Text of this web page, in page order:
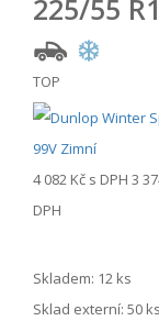
225/55
TOP
4 082 Kč s DPH 3
DPH
Skladem: 12 ks
Sklad externí: 50